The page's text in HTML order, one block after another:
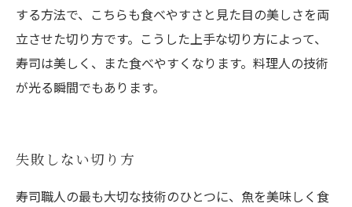
する方法で、こちらも食べやすさと見た目の美しさを両
立させた切り方です。こうした上手な切り方によって、
寿司は美しく、また食べやすくなります。料理人の技術
が光る瞬間でもあります。
失敗しない切り方
寿司職人の最も大切な技術のひとつに、魚を美味しく食